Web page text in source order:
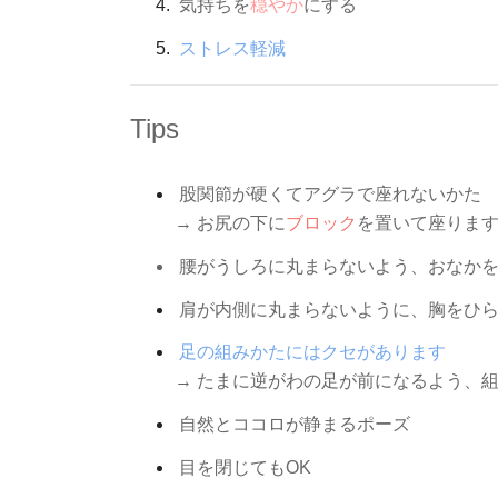
気持ちを穏やかにする
ストレス軽減
Tips
股関節が硬くてアグラで座れないかた
→ お尻の下にブロック を置いて座りま
腰がうしろに丸まらないよう、おなか
肩が内側に丸まらないように、胸をひ
足の組みかたにはクセがあります
→ たまに逆がわの足が前になるよう、
自然とココロが静まるポーズ
目を閉じてもOK